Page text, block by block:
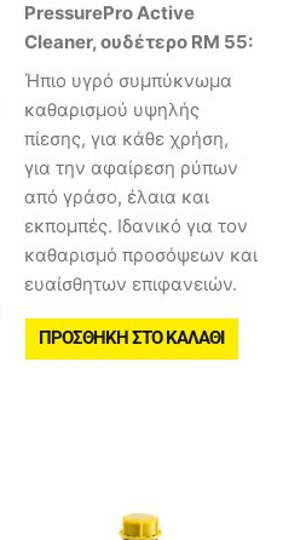
PressurePro Active
Cleaner, ουδέτερο RM 55:
Ήπιο υγρό συμπύκνωμα
καθαρισμού υψηλής
πίεσης, για κάθε χρήση,
για την αφαίρεση ρύπων
από γράσο, έλαια και
εκπομπές. Ιδανικό για τον
καθαρισμό προσόψεων και
ευαίσθητων επιφανειών.
ΠΡΟΣΘΉΚΗ ΣΤΟ ΚΑΛΆΘΙ